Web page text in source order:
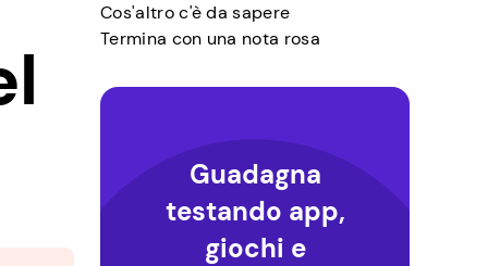
Cos'altro c'è da sapere
Termina con una nota rosa
Guadagna
testando app,
giochi e